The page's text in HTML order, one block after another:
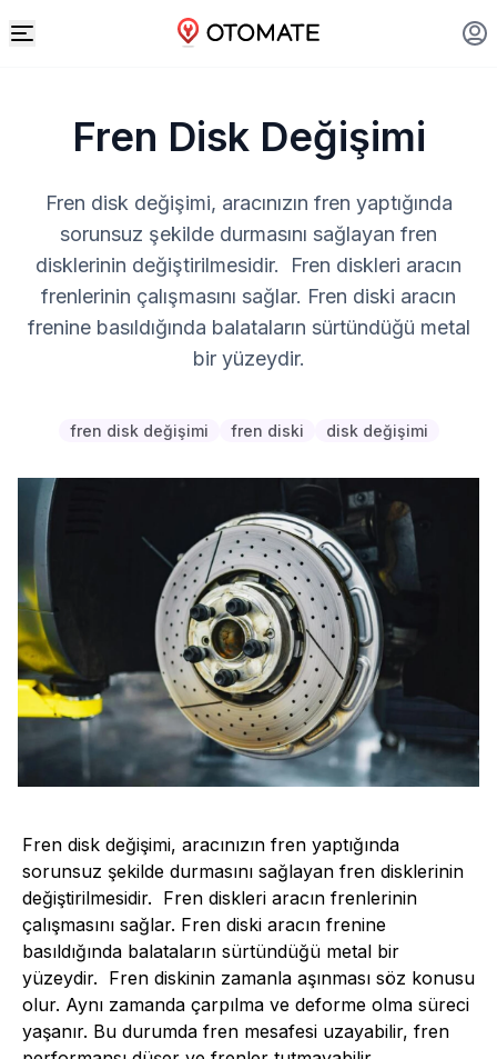
Fren Disk Değişimi
Fren disk değişimi, aracınızın fren yaptığında
sorunsuz şekilde durmasını sağlayan fren
disklerinin değiştirilmesidir. Fren diskleri aracın
frenlerinin çalışmasını sağlar. Fren diski aracın
frenine basıldığında balataların sürtündüğü metal
bir yüzeydir.
fren disk değişimi fren diski disk değişimi
Fren disk değişimi, aracınızın fren yaptığında
sorunsuz şekilde durmasını sağlayan fren disklerinin
değiştirilmesidir. Fren diskleri aracın frenlerinin
çalışmasını sağlar. Fren diski aracın frenine
basıldığında balataların sürtündüğü metal bir
yüzeydir. Fren diskinin zamanla aşınması söz konusu
olur. Aynı zamanda çarpılma ve deforme olma süreci
yaşanır. Bu durumda fren mesafesi uzayabilir, fren